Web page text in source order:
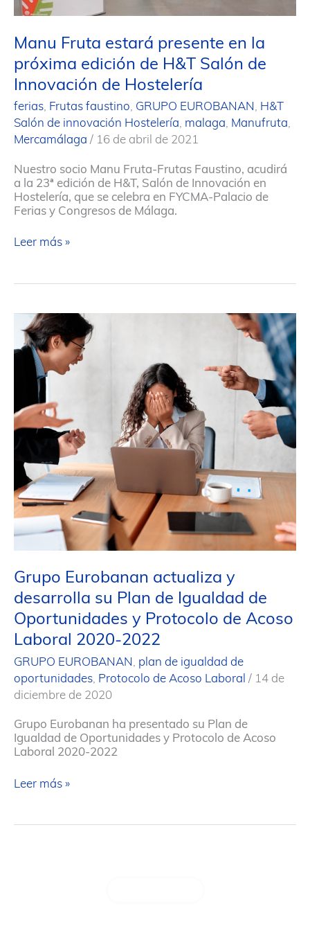
Manu Fruta estará presente en la
próxima edición de H&T Salón de
Innovación de Hostelería
ferias, Frutas faustino, GRUPO EUROBANAN , H&T
Salón de innovación Hostelería, malaga, Manufruta,
Mercamálaga / 16 de abril de 2021
Nuestro socio Manu Fruta-Frutas Faustino, acudirá
a la 23ª edición de H&T, Salón de Innovación en
Hostelería, que se celebra en FYCMA-Palacio de
Ferias y Congresos de Málaga.
Manu
presente
la
próxima
edición
de
H&T
Salón
Innovación
de
Hostelería
Leer más »
Grupo Eurobanan actualiza y
desarrolla su Plan de Igualdad de
Oportunidades y Protocolo de Acoso
Laboral 2020-2022
GRUPO EUROBANAN , plan de igualdad de
oportunidades, Protocolo de Acoso Laboral / 14 de
diciembre de 2020
Grupo Eurobanan ha presentado su Plan de
Igualdad de Oportunidades y Protocolo de Acoso
Laboral 2020-2022
Grupo
y
Leer más »